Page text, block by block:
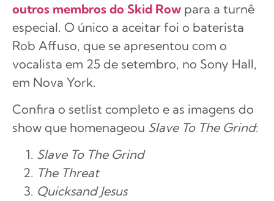
outros membros do Skid Row para a turnê
especial. O único a aceitar foi o baterista
Rob Affuso, que se apresentou com o
vocalista em 25 de setembro, no Sony Hall,
em Nova York.
Confira o setlist completo e as imagens do
show que homenageou Slave To The Grind:
Slave To The Grind
The Threat
Quicksand Jesus